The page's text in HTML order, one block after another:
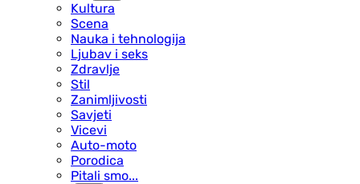
Kultura
Scena
Nauka i tehnologija
Ljubav i seks
Zdravlje
Stil
Zanimljivosti
Savjeti
Vicevi
Auto-moto
Porodica
Pitali smo...